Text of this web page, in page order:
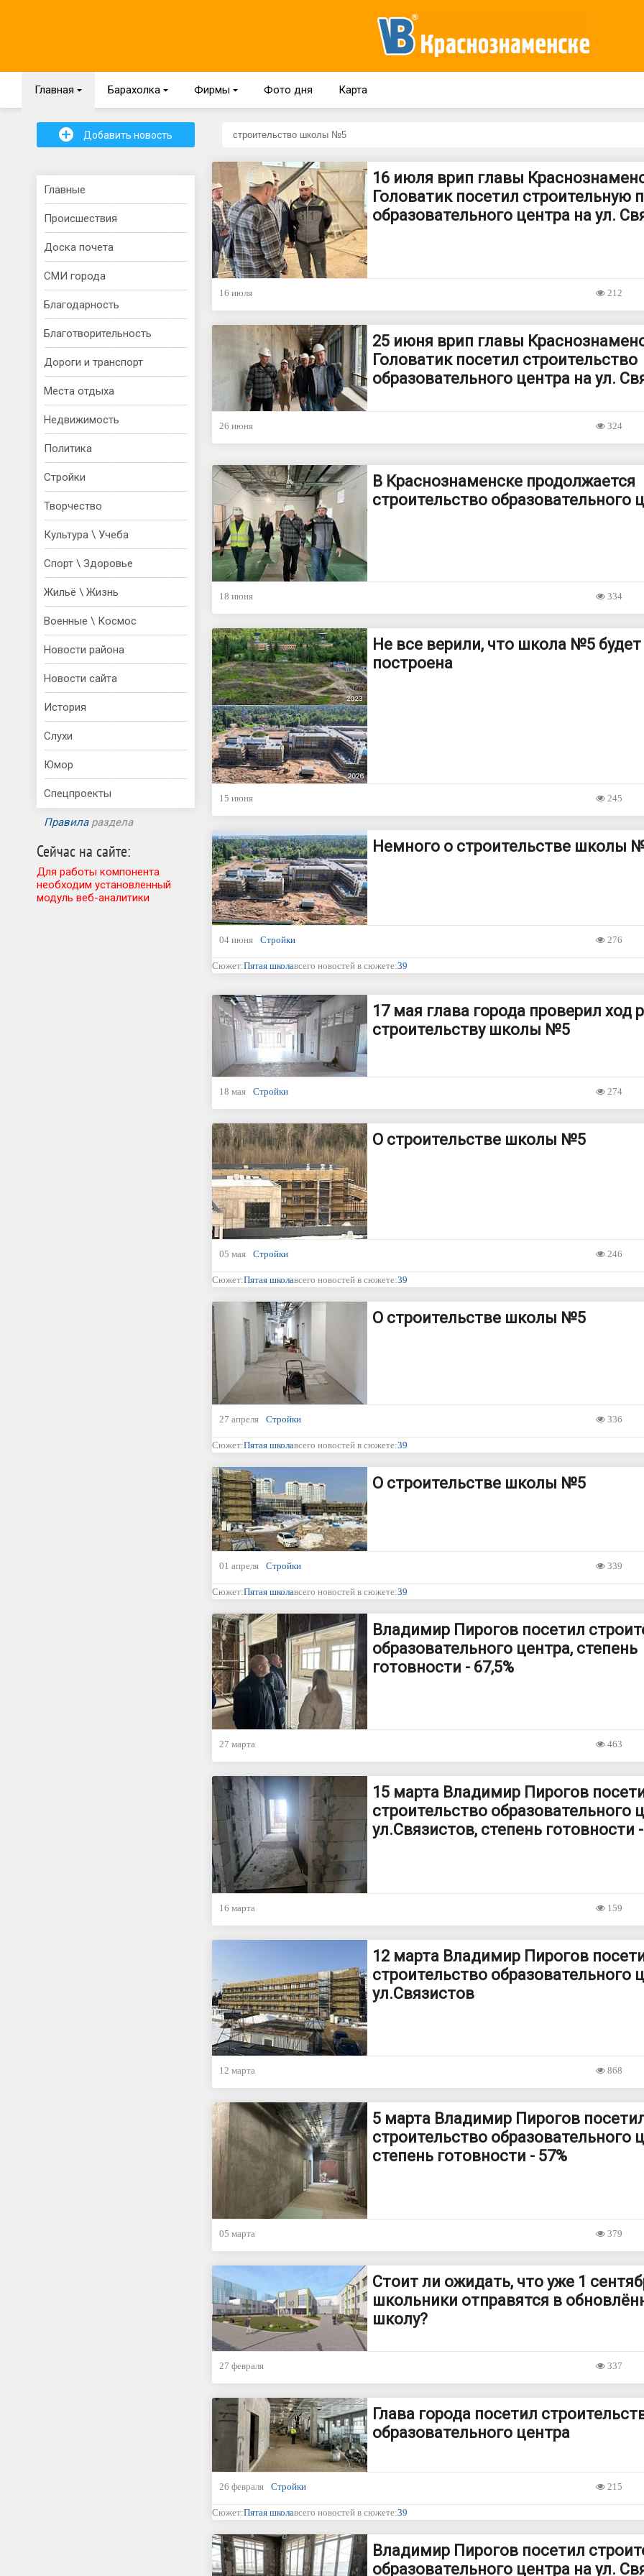
Главная { Барахолка { Фирмы { Фото дня Карта
16 июля врип главы
Головатик посетил строительную
образовательного центра на ул.
16 июля 212
25 июня врип главы
Головатик посетил строительство
образовательного центра на ул.
26 июня 324
В Краснознаменске продолжается
строительство образовательного
18 июня 334
Не все верили, что школа №5 будет
построена
15 июня 245
Немного о строительстве школы
04 июня Стройки 276
Сюжет:Пятая школавсего новостей в сюжете:39
17 мая глава города проверил ход
строительству школы №5
18 мая Стройки 274
О строительстве школы №5
05 мая Стройки 246
Сюжет:Пятая школавсего новостей в сюжете:39
О строительстве школы №5
27 апреля Стройки 336
Сюжет:Пятая школавсего новостей в сюжете:39
О строительстве школы №5
01 апреля Стройки 339
Сюжет:Пятая школавсего новостей в сюжете:39
Владимир Пирогов посетил
образовательного центра, степень
готовности - 67,5%
27 марта 463
15 марта Владимир Пирогов
строительство образовательного
ул.Связистов, степень готовности
16 марта 159
12 марта Владимир Пирогов
строительство образовательного
ул.Связистов
12 марта 868
5 марта Владимир Пирогов
строительство образовательного
степень готовности - 57%
05 марта 379
Стоит ли ожидать, что уже 1
школьники отправятся в
школу?
27 февраля 337
Глава города посетил
образовательного центра
26 февраля Стройки 215
Сюжет:Пятая школавсего новостей в сюжете:39
Владимир Пирогов посетил
образовательного центра на ул.
+ Добавить новость
Главные
Происшествия
Доска почета
СМИ города
Благодарность
Благотворительность
Дороги и транспорт
Места отдыха
Недвижимость
Политика
Стройки
Творчество
Культура \ Учеба
Спорт \ Здоровье
Жильё \ Жизнь
Военные \ Космос
Новости района
Новости сайта
История
Слухи
Юмор
Спецпроекты
Правилараздела
Сейчас на сайте:
Для работы компонента
необходим установленный
модуль веб-аналитики